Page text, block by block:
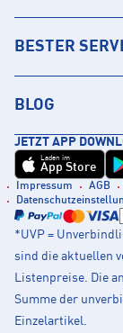
BESTER
BLOG
JETZT APP
Laden im
App Store
Impressum AGB
*UVP =
sind die aktuellen
Listenpreise. Die
Summe der
Einzelartikel.